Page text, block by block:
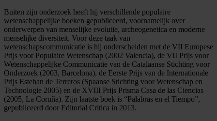
Buiten zijn onderzoek heeft hij verschillende populaire
wetenschappelijke boeken gepubliceerd, voornamelijk over
onderwerpen van menselijke evolutie, archeogenetica en moderne
menselijke diversiteit. Voor deze taak van
wetenschapscommunicatie is hij onderscheiden met de VII Europese
Prijs voor Populaire Wetenschap (2002 Valencia), de VII Prijs voor
Wetenschappelijke Communicatie van de Catalaanse Stichting voor
Onderzoek (2003, Barcelona), de Eerste Prijs van de Internationale
Prijs Esteban de Terreros (Spaanse Stichting voor Wetenschap en
Technologie 2005) en de XVIII Prijs Prisma Casa de las Ciencias
(2005, La Coruña). Zijn laatste boek is “Palabras en el Tiempo”,
gepubliceerd door Editorial Critica in 2013.